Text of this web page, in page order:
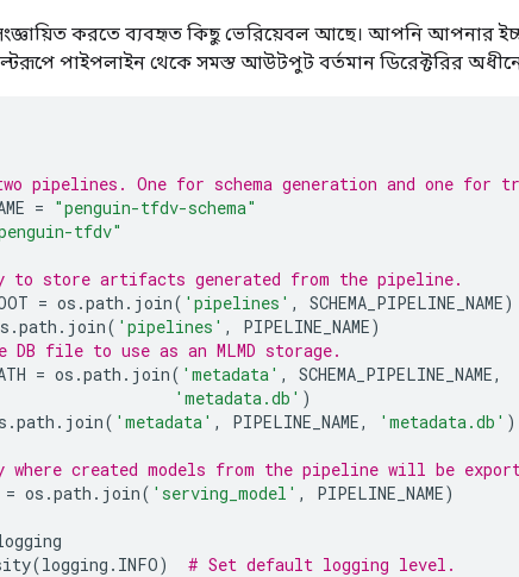
করতে ব্যবহৃত কিছু ভেরিয়েবল আছে। আপনি আপনার
পাইপলাইন থেকে সমস্ত আউটপুট বর্তমান ডিরেক্টরির
pipelines. One for schema generation and one for
= "penguin-tfdv-schema"
tfdv"
to store artifacts generated from the pipeline.
= os .path . join( 'pipelines' , SCHEMA_PIPELINE_NAME)
.path . join( 'pipelines' , PIPELINE_NAME)
DB file to use as an MLMD storage.
= os .path . join( 'metadata' , SCHEMA_PIPELINE_NAME,
'metadata.db' )
.path . join( 'metadata' , PIPELINE_NAME, 'metadata.db' )
where created models from the pipeline will be
= os .path . join( 'serving_model' , PIPELINE_NAME)
(logging . INFO) # Set default logging level.